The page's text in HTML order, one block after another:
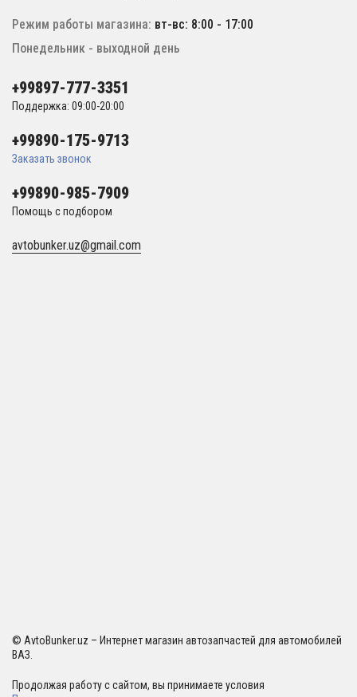
Режим работы магазина: вт-вс: 8:00 - 17:00
Понедельник - выходной день
+99897-777-3351
Поддержка: 09:00-20:00
+99890-175-9713
Заказать звонок
+99890-985-7909
Помощь с подбором
avtobunker.uz@gmail.com
© AvtoBunker.uz – Интернет магазин автозапчастей для автомобилей
ВАЗ.
Продолжая работу с сайтом, вы принимаете условия